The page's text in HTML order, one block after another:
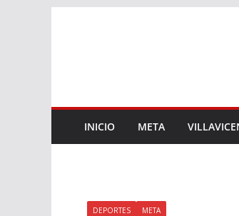
INICIO META
DEPORTES META